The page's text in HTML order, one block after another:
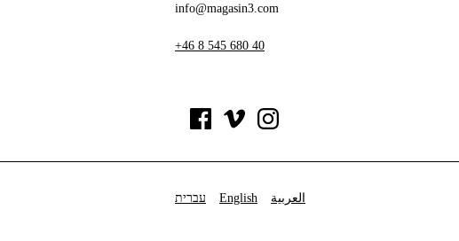
info@magasin3.com
+46 8 545 680 40
עברית English العربية